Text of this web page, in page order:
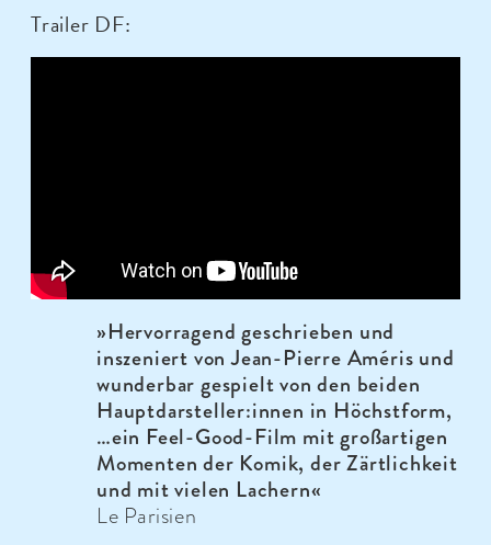
Trailer DF:
»Hervorragend geschrieben und
inszeniert von Jean-Pierre Améris und
wunderbar gespielt von den beiden
Hauptdarsteller:innen in Höchstform,
…ein Feel-Good-Film mit großartigen
Momenten der Komik, der Zärtlichkeit
und mit vielen Lachern«
Le Parisien